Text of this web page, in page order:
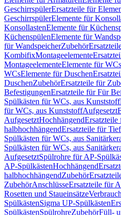
GeschirrspülerErsatzteile für
GeschirrspülerElemente für
KonsollastenElemente für
KüchenspülenElemente für
für WandspeicherZubehör
KombifixMontageelemente
MontageelementeElemente für WCs
WCsElemente für Duschen
DuschenZubehörErsatzteile für
BefestigungenErsatzteile für Für
Spülkästen für WCs, aus Kunststoff
für WCs, aus KunststoffAufgesetzt
AufgesetztHochhängendErsatzteile
halbhochhängendErsatzteile für
Spülkästen für WCs, aus
Spülkästen für WCs, aus
AufgesetztSpülrohre für AP-
AP-SpülkästenHochhängend
halbhochhängendZubehör
ZubehörAnschlüsseErsatzteile für
Rosetten und Staueinsätze
SpülkästenSigma UP-Spülkästen
SpülkästenSpülrohreZubehörFüll-